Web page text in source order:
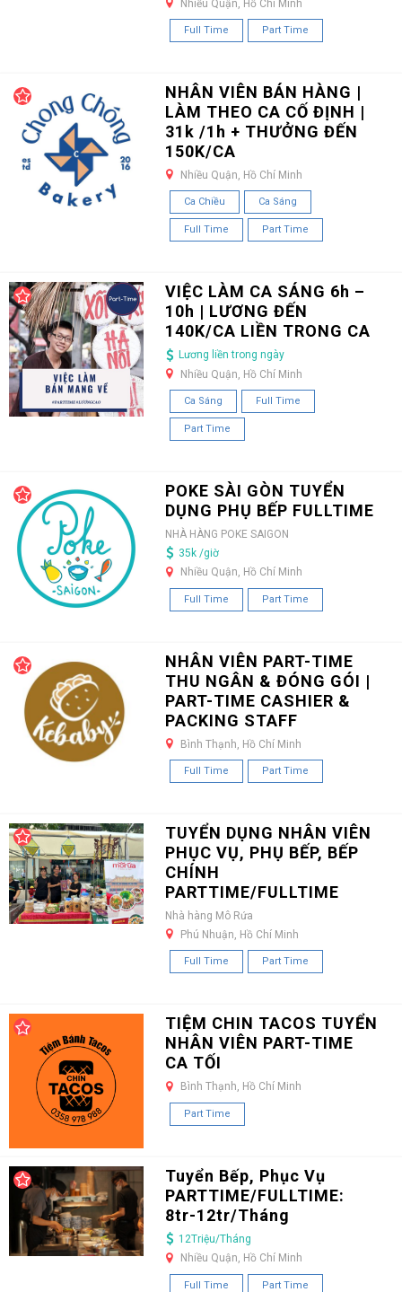
Nhiều Quận, Hồ Chí Minh
Full Time Part Time
NHÂN VIÊN BÁN HÀNG |
LÀM THEO CA CỐ ĐỊNH |
31k /1h + THƯỞNG ĐẾN
150K/CA
Nhiều Quận, Hồ Chí Minh
Ca Chiều Ca Sáng
Full Time Part Time
VIỆC LÀM CA SÁNG 6h –
10h | LƯƠNG ĐẾN
140K/CA LIỀN TRONG CA
Lương liền trong ngày
Nhiều Quận, Hồ Chí Minh
Ca Sáng Full Time
Part Time
POKE SÀI GÒN TUYỂN
DỤNG PHỤ BẾP FULLTIME
NHÀ HÀNG POKE SAIGON
35k /giờ
Nhiều Quận, Hồ Chí Minh
Full Time Part Time
NHÂN VIÊN PART-TIME
THU NGÂN & ĐÓNG GÓI |
PART-TIME CASHIER &
PACKING STAFF
Bình Thạnh, Hồ Chí Minh
Full Time Part Time
TUYỂN DỤNG NHÂN VIÊN
PHỤC VỤ, PHỤ BẾP, BẾP
CHÍNH
PARTTIME/FULLTIME
Nhà hàng Mô Rứa
Phú Nhuận, Hồ Chí Minh
Full Time Part Time
TIỆM CHIN TACOS TUYỂN
NHÂN VIÊN PART-TIME
CA TỐI
Bình Thạnh, Hồ Chí Minh
Part Time
Tuyển Bếp, Phục Vụ
PARTTIME/FULLTIME:
8tr-12tr/Tháng
12Triệu/Tháng
Nhiều Quận, Hồ Chí Minh
Full Time Part Time